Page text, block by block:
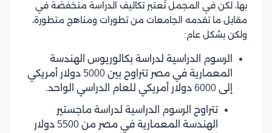
بها، لكن في المجمل تُعتبر تكاليف الدراسة منخفضة في
مقابل ما تقدمه الجامعات من تطورات ومناهج متطورة،
ولكن بشكل عام:
الرسوم الدراسية لدراسة بكالوريوس الهندسة
المعمارية في مصر تتراوح بين 5000 دولار أمريكي
إلى 6000 دولار أمريكي للعام الدراسي الواحد.
تتراوح الرسوم الدراسية لدراسة ماجستير
الهندسة المعمارية في مصر من 5500 دولار